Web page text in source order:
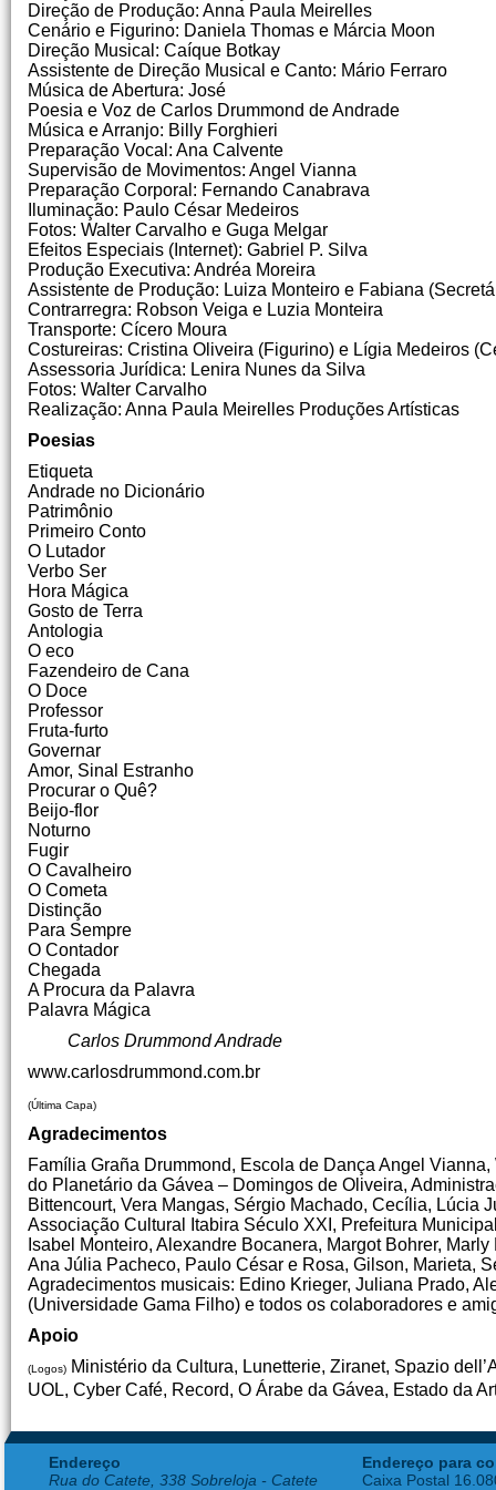
Direção de Produção: Anna Paula Meirelles
Cenário e Figurino: Daniela Thomas e Márcia Moon
Direção Musical: Caíque Botkay
Assistente de Direção Musical e Canto: Mário Ferraro
Música de Abertura: José
Poesia e Voz de Carlos Drummond de Andrade
Música e Arranjo: Billy Forghieri
Preparação Vocal: Ana Calvente
Supervisão de Movimentos: Angel Vianna
Preparação Corporal: Fernando Canabrava
Iluminação: Paulo César Medeiros
Fotos: Walter Carvalho e Guga Melgar
Efeitos Especiais (Internet): Gabriel P. Silva
Produção Executiva: Andréa Moreira
Assistente de Produção: Luiza Monteiro e Fabiana
Contrarregra: Robson Veiga e Luzia Monteira
Transporte: Cícero Moura
Costureiras: Cristina Oliveira (Figurino) e Lígia Medeiros
Assessoria Jurídica: Lenira Nunes da Silva
Fotos: Walter Carvalho
Realização: Anna Paula Meirelles Produções Artísticas
Poesias
Etiqueta
Andrade no Dicionário
Patrimônio
Primeiro Conto
O Lutador
Verbo Ser
Hora Mágica
Gosto de Terra
Antologia
O eco
Fazendeiro de Cana
O Doce
Professor
Fruta-furto
Governar
Amor, Sinal Estranho
Procurar o Quê?
Beijo-flor
Noturno
Fugir
O Cavalheiro
O Cometa
Distinção
Para Sempre
O Contador
Chegada
A Procura da Palavra
Palavra Mágica
Carlos Drummond Andrade
www.carlosdrummond.com.br
(Última Capa)
Agradecimentos
Família Graña Drummond, Escola de Dança Angel
do Planetário da Gávea – Domingos de Oliveira,
Bittencourt, Vera Mangas, Sérgio Machado, Cecília, Lúcia
Associação Cultural Itabira Século XXI, Prefeitura
Isabel Monteiro, Alexandre Bocanera, Margot Bohrer,
Ana Júlia Pacheco, Paulo César e Rosa, Gilson, Marieta,
Agradecimentos musicais: Edino Krieger, Juliana Prado,
(Universidade Gama Filho) e todos os colaboradores e
Apoio
(Logos) Ministério da Cultura, Lunetterie, Ziranet, Spazio
UOL, Cyber Café, Record, O Árabe da Gávea, Estado da
Endereço
Rua do Catete, 338 Sobreloja - Catete
Endereço para
Caixa Postal